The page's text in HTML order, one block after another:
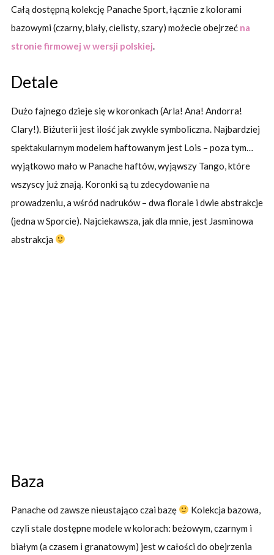
Całą dostępną kolekcję Panache Sport, łącznie z kolorami
bazowymi (czarny, biały, cielisty, szary) możecie obejrzeć na
stronie firmowej w wersji polskiej
Detale
Dużo fajnego dzieje się w koronkach (Arla! Ana! Andorra!
Clary!). Biżuterii jest ilość jak zwykle symboliczna. Najbardziej
spektakularnym modelem haftowanym jest Lois – poza tym…
wyjątkowo mało w Panache haftów, wyjąwszy Tango, które
wszyscy już znają. Koronki są tu zdecydowanie na
prowadzeniu, a wśród nadruków – dwa florale i dwie abstrakcje
(jedna w Sporcie). Najciekawsza, jak dla mnie, jest Jasminowa
abstrakcja
Baza
Panache od zawsze nieustająco czai bazę
Kolekcja bazowa,
czyli stale dostępne modele w kolorach: beżowym, czarnym i
białym (a czasem i granatowym) jest w całości do obejrzenia